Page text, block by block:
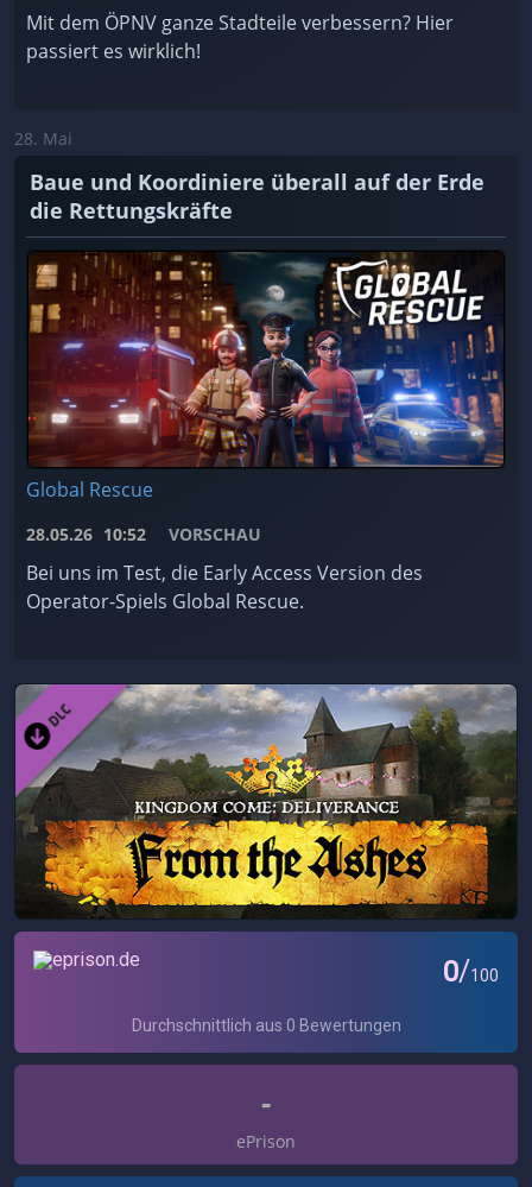
Mit dem ÖPNV ganze Stadteile verbessern? Hier
passiert es wirklich!
28. Mai
Baue und Koordiniere überall auf der Erde
die Rettungskräfte
Global Rescue
28.05.26 10:52 VORSCHAU
Bei uns im Test, die Early Access Version des
Operator-Spiels Global Rescue.
-
ePrison